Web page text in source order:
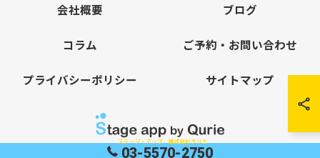
03-5570-2750
会社概要 ブログ
コラム ご予約・お問い合わせ
プライバシーポリシー サイトマップ